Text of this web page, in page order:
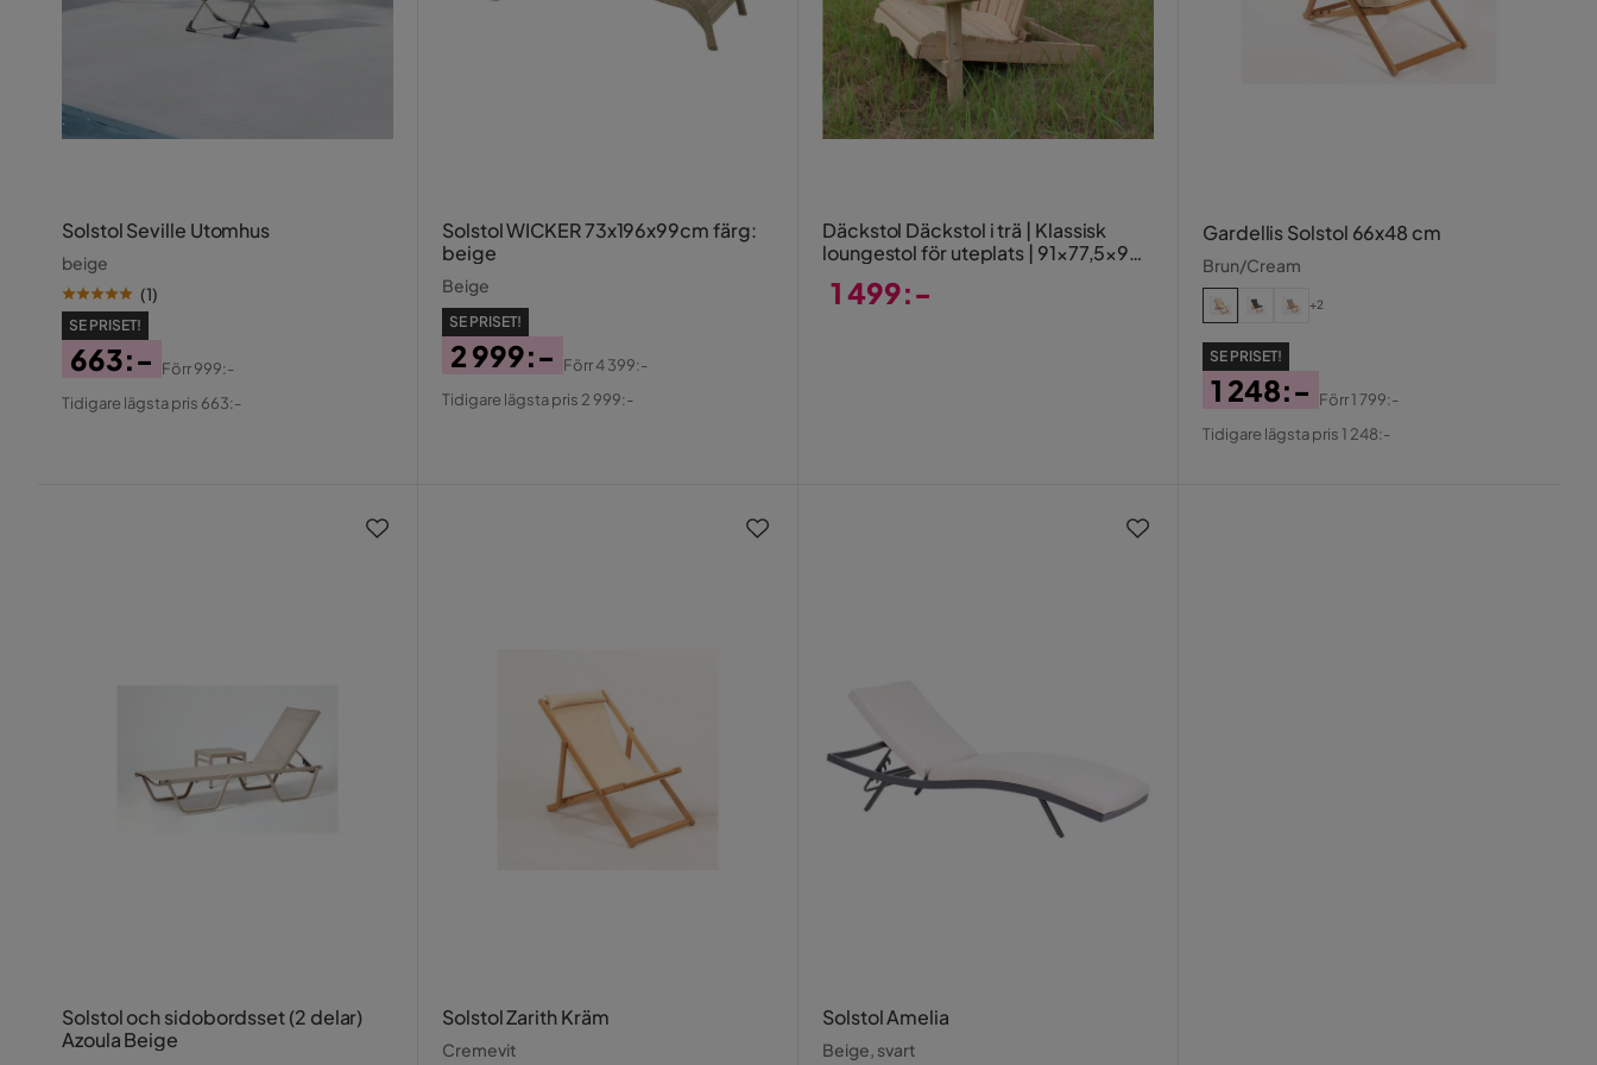
Solstol Seville Utomhus
beige
(1)
SE PRISET!
Pris
663:-
Original
Förr999:-
Tidigare lägsta pris 663:-
Solstol WICKER 73x196x99cm färg:
beige
Beige
SE PRISET!
Pris
2 999:-
Original
Förr4 399:-
Tidigare lägsta pris 2 999:-
Däckstol Däckstol i trä | Klassisk
loungestol för uteplats | 91×77,5×93
1 499:-
Gardellis Solstol 66x48 cm
Brun/Cream
+2
SE PRISET!
Pris
1 248:-
Original
Förr1 799:-
Tidigare lägsta pris 1 248:-
Solstol och sidobordsset (2 delar)
Azoula Beige
Solstol Zarith Kräm
Cremevit
Solstol Amelia
Beige, svart